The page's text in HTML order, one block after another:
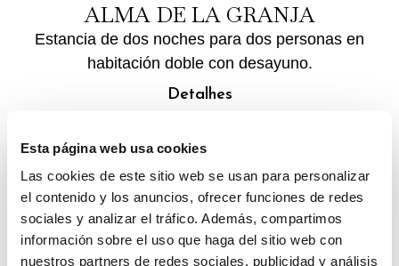
Esta página web usa cookies
Las cookies de este sitio web se usan para personalizar
el contenido y los anuncios, ofrecer funciones de redes
sociales y analizar el tráfico. Además, compartimos
información sobre el uso que haga del sitio web con
nuestros partners de redes sociales, publicidad y análisis
ALMA DE LA GRANJA
Estancia de dos noches para dos personas en
habitación doble con desayuno.
Detalhes